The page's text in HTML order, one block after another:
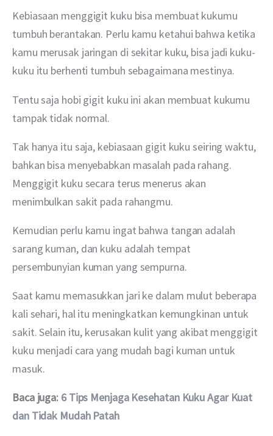
Kebiasaan menggigit kuku bisa membuat kukumu
tumbuh berantakan. Perlu kamu ketahui bahwa ketika
kamu merusak jaringan di sekitar kuku, bisa jadi kuku-
kuku itu berhenti tumbuh sebagaimana mestinya.
Tentu saja hobi gigit kuku ini akan membuat kukumu
tampak tidak normal.
Tak hanya itu saja, kebiasaan gigit kuku seiring waktu,
bahkan bisa menyebabkan masalah pada rahang.
Menggigit kuku secara terus menerus akan
menimbulkan sakit pada rahangmu.
Kemudian perlu kamu ingat bahwa tangan adalah
sarang kuman, dan kuku adalah tempat
persembunyian kuman yang sempurna.
Saat kamu memasukkan jari ke dalam mulut beberapa
kali sehari, hal itu meningkatkan kemungkinan untuk
sakit. Selain itu, kerusakan kulit yang akibat menggigit
kuku menjadi cara yang mudah bagi kuman untuk
masuk.
Baca juga: 6 Tips Menjaga Kesehatan Kuku Agar Kuat
dan Tidak Mudah Patah